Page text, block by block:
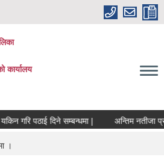
कार्यालय
गरि पठाई दिने सम्बन्धमा | अन्तिम नतीजा
।